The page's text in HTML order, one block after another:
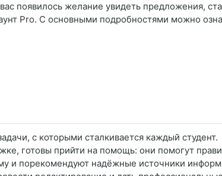
появилось желание увидеть предложения,
Pro. С основными подробностями можно
с которыми сталкивается каждый студент.
готовы прийти на помощь: они помогут
и порекомендуют надёжные источники